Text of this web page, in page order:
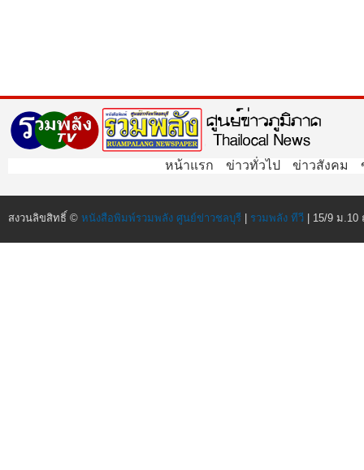
หน้าแรก ข่าวทั่วไป ข่าวสังคม
สงวนลิขสิทธิ์ © หนังสือพิมพ์รวมพลัง ศูนย์ข่าวชลบุรี | รวมพลัง ทีวี | 15/9 ม.10